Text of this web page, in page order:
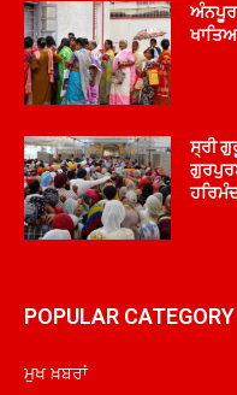
ਸ੍ਰੀ
POPULAR CATEGORY
ਮੁਖ ਖ਼ਬਰਾਂ